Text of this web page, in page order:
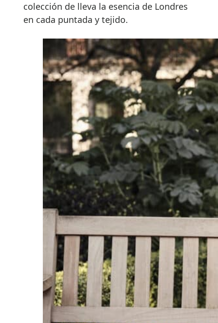
colección de lleva la esencia de Londres
en cada puntada y tejido.